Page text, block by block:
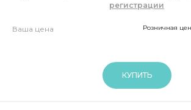
регистрации
Ваша цена Розничная
КУПИТЬ